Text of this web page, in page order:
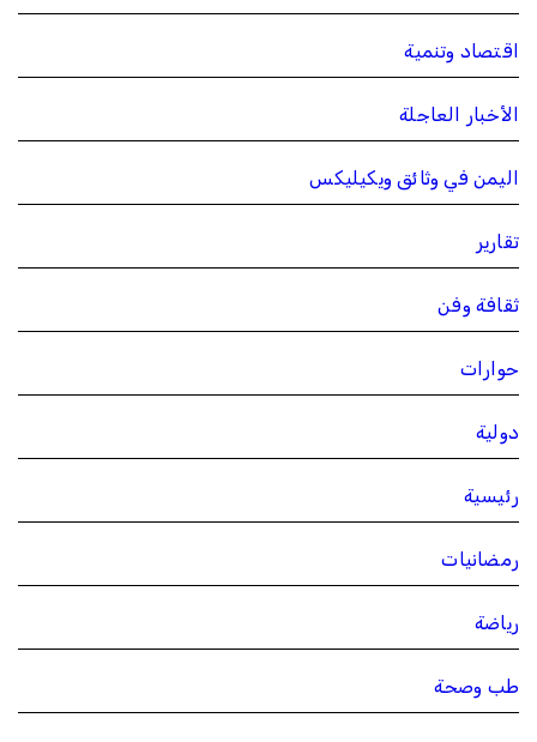
اقتصاد وتنمية
الأخبار العاجلة
اليمن في وثائق ويكيليكس
تقارير
ثقافة وفن
حوارات
دولية
رئيسية
رمضانيات
رياضة
طب وصحة